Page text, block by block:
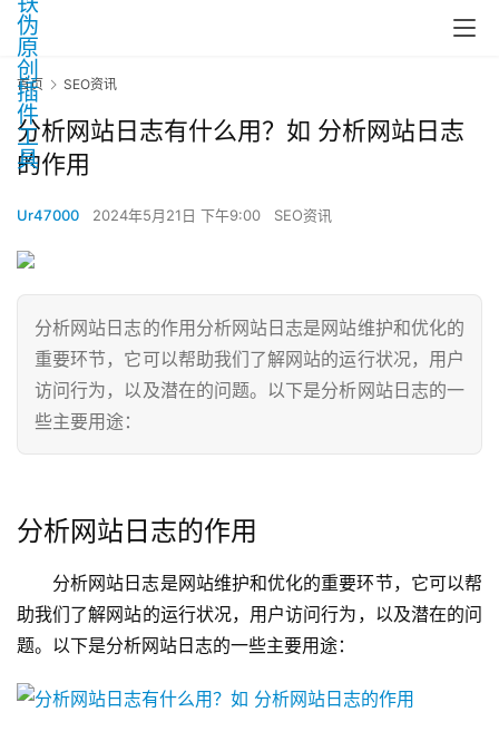
首页 SEO资讯
分析网站日志有什么用？如 分析网站日志
的作用
Ur47000 2024年5月21日 下午9:00 SEO资讯
分析网站日志的作用分析网站日志是网站维护和优化的
重要环节，它可以帮助我们了解网站的运行状况，用户
访问行为，以及潜在的问题。以下是分析网站日志的一
些主要用途：
分析网站日志的作用
分析网站日志是网站维护和优化的重要环节，它可以帮
助我们了解网站的运行状况，用户访问行为，以及潜在的问
题。以下是分析网站日志的一些主要用途：